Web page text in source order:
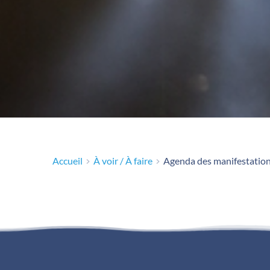
Accueil À voir / À faire Agenda des